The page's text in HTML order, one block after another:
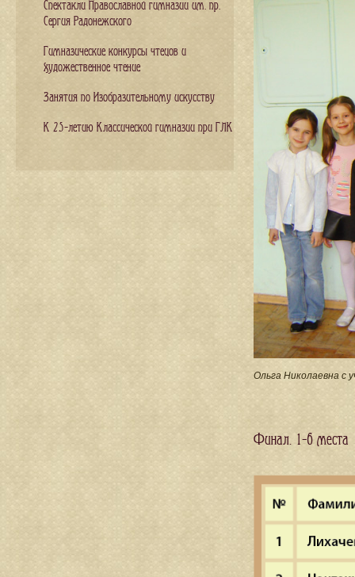
Ольга Николаевна с
Финал. 1-6 места
Спектакли Православной гимназии им. пр.
Сергия Радонежского
Гимназические конкурсы чтецов и
художественное чтение
Занятия по Изобразительному искусству
К 25-летию Классической гимназии при ГЛК